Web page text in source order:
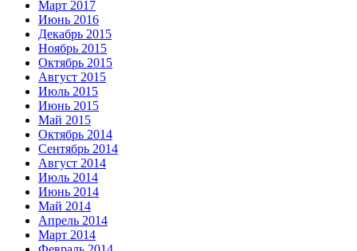
Март 2017
Июнь 2016
Декабрь 2015
Ноябрь 2015
Октябрь 2015
Август 2015
Июль 2015
Июнь 2015
Май 2015
Октябрь 2014
Сентябрь 2014
Август 2014
Июль 2014
Июнь 2014
Май 2014
Апрель 2014
Март 2014